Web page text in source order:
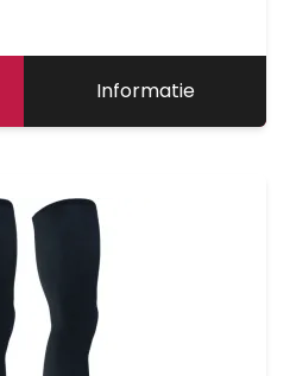
Informatie